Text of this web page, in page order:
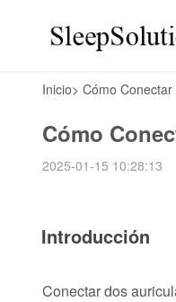
Inicio> Cómo
Cómo
2025-01-15 10:28:13
Introducción
Conectar dos